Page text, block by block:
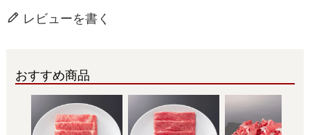
レビューを書く
おすすめ商品